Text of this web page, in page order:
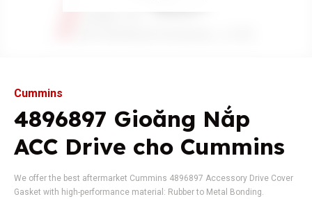
Cummins
4896897 Gioăng Nắp
ACC Drive cho Cummins
We offer the best aftermarket Cummins 4896897 Accessory Drive Cover
Gasket with high-performance material: Rubber to Metal Bonding.